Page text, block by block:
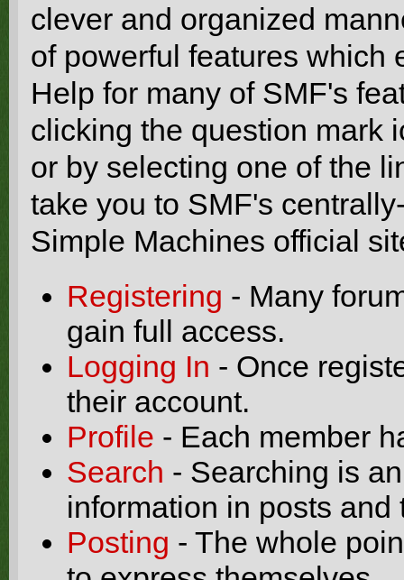
clever and organized
of powerful features which
Help for many of SMF's
clicking the question mark
or by selecting one of the
take you to SMF's
Simple Machines official
Registering - Many
gain full access.
Logging In - Once
their account.
Profile - Each member
Search - Searching is
information in posts and
Posting - The whole